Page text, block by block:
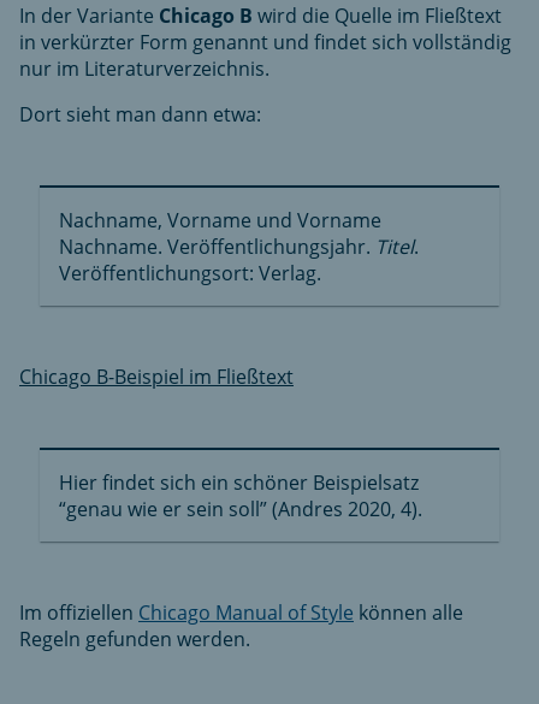
In der Variante Chicago B wird die Quelle im Fließtext
in verkürzter Form genannt und findet sich vollständig
nur im Literaturverzeichnis.
Dort sieht man dann etwa:
Nachname, Vorname und Vorname
Nachname. Veröffentlichungsjahr. Titel.
Veröffentlichungsort: Verlag.
Chicago B-Beispiel im Fließtext
Hier findet sich ein schöner Beispielsatz
“genau wie er sein soll” (Andres 2020, 4).
Im offiziellen Chicago Manual of Style können alle
Regeln gefunden werden.